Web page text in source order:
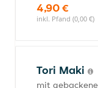
4,90 €
inkl. Pfand (0,00 €)
Tori Maki
mit